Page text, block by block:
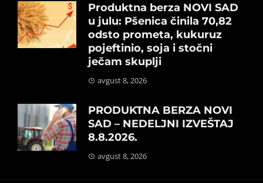
Produktna berza NOVI SAD
u julu: Pšenica činila 70,82
odsto prometa, kukuruz
pojeftinio, soja i stočni
ječam skuplji
avgust 8, 2026
PRODUKTNA BERZA NOVI
SAD – NEDELJNI IZVEŠTAJ
8.8.2026.
avgust 8, 2026